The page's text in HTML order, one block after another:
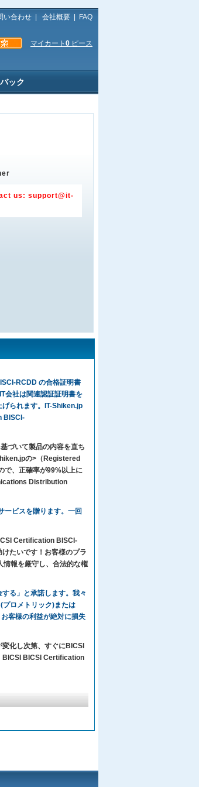
い合わせ 会社概要 FAQ
マイカート 0 ピース
ック
us: support@it-
RCDD の合格証明書
会社は関連認証証明書を
られます。IT-Shiken.jp
BISCI-
づいて製品の内容を直ち
の>（Registered
で、正確率が99%以上に
Distribution
ビスを贈ります。一回
Certification BISCI-
たいです！お客様のプラ
情報を厳守し、合法的な権
る」と承諾します。我々
ロメトリック)または
客様の利益が絶対に損失
化し次第、すぐにBICSI
BICSI BICSI Certification